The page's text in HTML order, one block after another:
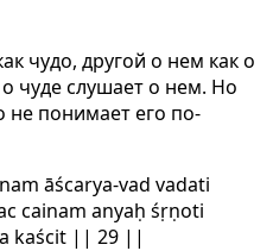
чудо, другой о нем как о
о чуде слушает о нем. Но
понимает его по-
āścarya-vad vadati
cainam anyaḥ śṛṇoti
kaścit || 29 ||